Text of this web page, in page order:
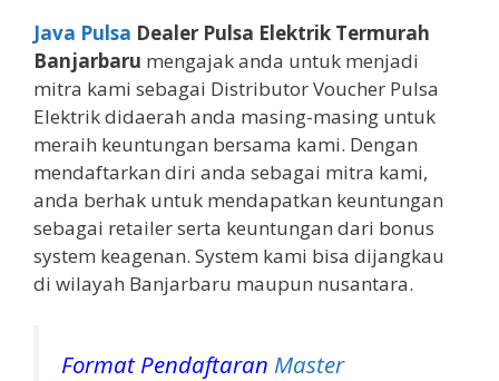
Java Pulsa Dealer Pulsa Elektrik Termurah
Banjarbaru mengajak anda untuk menjadi
mitra kami sebagai Distributor Voucher Pulsa
Elektrik didaerah anda masing-masing untuk
meraih keuntungan bersama kami. Dengan
mendaftarkan diri anda sebagai mitra kami,
anda berhak untuk mendapatkan keuntungan
sebagai retailer serta keuntungan dari bonus
system keagenan. System kami bisa dijangkau
di wilayah Banjarbaru maupun nusantara.
Format Pendaftaran Master